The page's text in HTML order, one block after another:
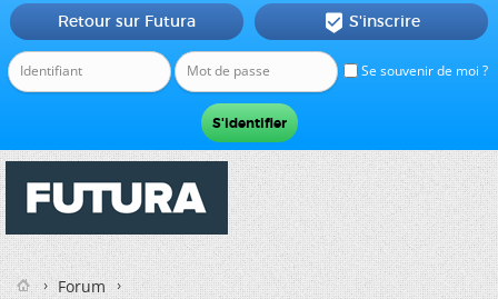
Se souvenir de moi ?
Retour sur Futura  S'inscrire
Forum